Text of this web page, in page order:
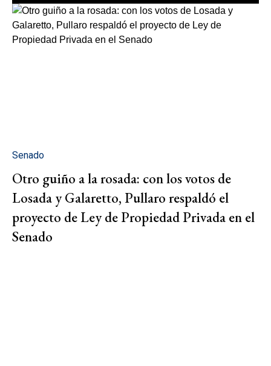
Senado
Otro guiño a la rosada: con los votos de
Losada y Galaretto, Pullaro respaldó el
proyecto de Ley de Propiedad Privada en el
Senado